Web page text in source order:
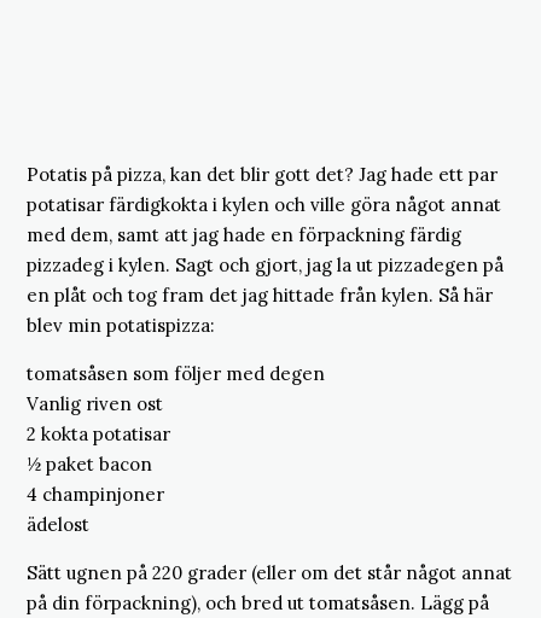
Potatis på pizza, kan det blir gott det? Jag hade ett par
potatisar färdigkokta i kylen och ville göra något annat
med dem, samt att jag hade en förpackning färdig
pizzadeg i kylen. Sagt och gjort, jag la ut pizzadegen på
en plåt och tog fram det jag hittade från kylen. Så här
blev min potatispizza:
tomatsåsen som följer med degen
Vanlig riven ost
2 kokta potatisar
½ paket bacon
4 champinjoner
ädelost
Sätt ugnen på 220 grader (eller om det står något annat
på din förpackning), och bred ut tomatsåsen. Lägg på